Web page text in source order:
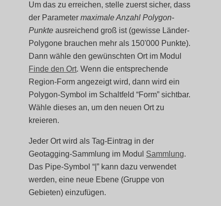
Um das zu erreichen, stelle zuerst sicher, dass
der Parametermaximale Anzahl Polygon-
Punkte ausreichend groß ist (gewisse Länder-
Polygone brauchen mehr als 150'000 Punkte).
Dann wähle den gewünschten Ort im Modul
Finde den Ort. Wenn die entsprechende
Region-Form angezeigt wird, dann wird ein
Polygon-Symbol im Schaltfeld “Form” sichtbar.
Wähle dieses an, um den neuen Ort zu
kreieren.
Jeder Ort wird als Tag-Eintrag in der
Geotagging-Sammlung im Modul Sammlung.
Das Pipe-Symbol “|” kann dazu verwendet
werden, eine neue Ebene (Gruppe von
Gebieten) einzufügen.